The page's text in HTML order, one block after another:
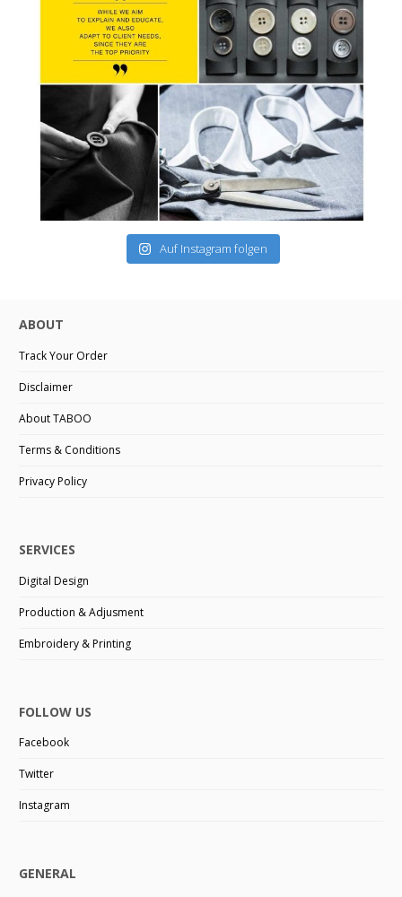
Auf Instagram folgen
ABOUT
Track Your Order
Disclaimer
About TABOO
Terms & Conditions
Privacy Policy
SERVICES
Digital Design
Production & Adjusment
Embroidery & Printing
FOLLOW US
Facebook
Twitter
Instagram
GENERAL